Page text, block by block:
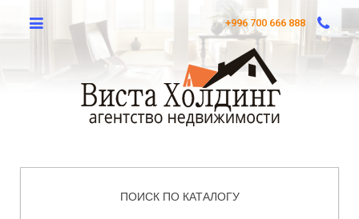
+996 700 666 888
ПОИСК ПО КАТАЛОГУ